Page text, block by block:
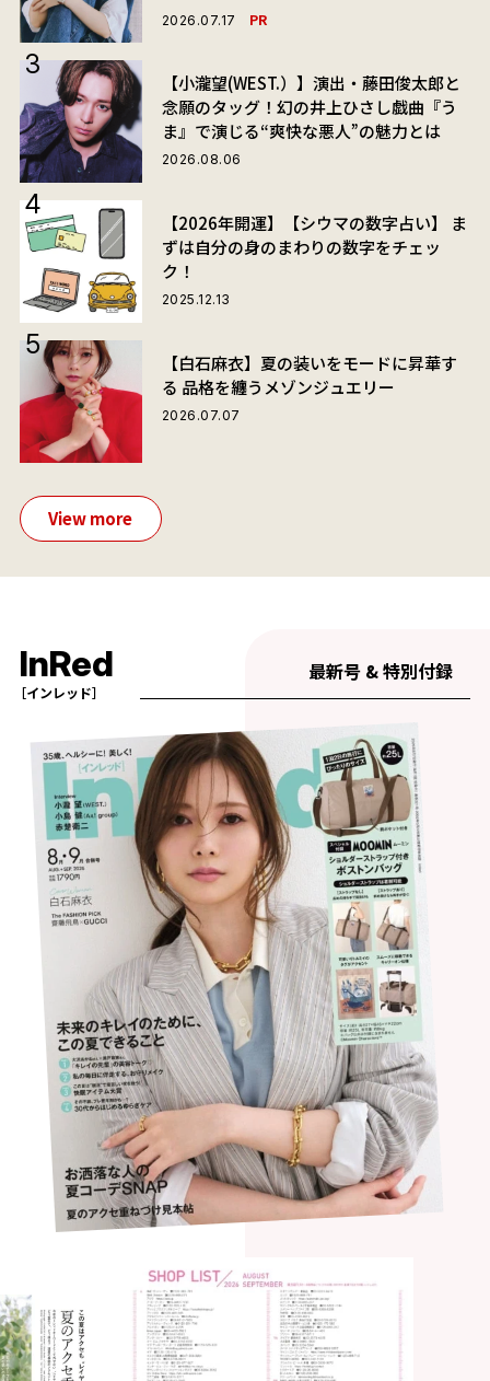
2026.07.17 PR
【小瀧望(WEST.）】演出・藤田俊太郎と
念願のタッグ！幻の井上ひさし戯曲『う
ま』で演じる“爽快な悪人”の魅力とは
2026.08.06
【2026年開運】【シウマの数字占い】 ま
ずは自分の身のまわりの数字をチェッ
ク！
2025.12.13
【白石麻衣】夏の装いをモードに昇華す
る 品格を纏うメゾンジュエリー
2026.07.07
View more
InRed
［インレッド］
最新号 & 特別付録